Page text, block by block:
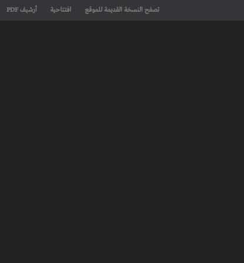
تصفح النسخة القديمة للموقع افتتاحية أرشيف PDF